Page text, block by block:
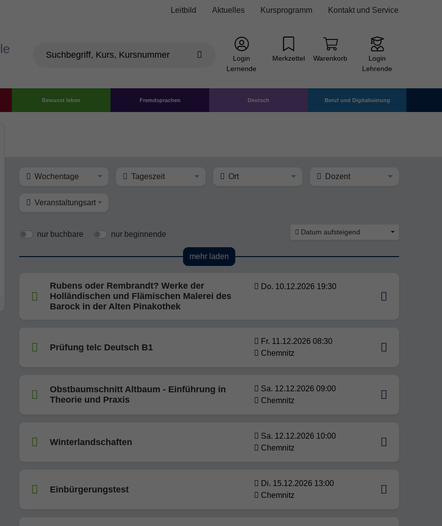
Leitbild Aktuelles Kursprogramm Kontakt und Service
Login
Lernende
Merkzettel Warenkorb
Login
Lehrende
Bewusst leben Fremdsprachen Deutsch Beruf und Digitalisierung
Wochentage Tageszeit Ort Dozent
Veranstaltungsart
nur buchbare nur beginnende Datum aufsteigend
mehr laden
Rubens oder Rembrandt? Werke der
Holländischen und Flämischen Malerei des
Barock in der Alten Pinakothek
Do. 10.12.2026 19:30
Prüfung telc Deutsch B1
Fr. 11.12.2026 08:30
Chemnitz
Obstbaumschnitt Altbaum - Einführung in
Theorie und Praxis
Sa. 12.12.2026 09:00
Chemnitz
Winterlandschaften
Sa. 12.12.2026 10:00
Chemnitz
Einbürgerungstest
Di. 15.12.2026 13:00
Chemnitz